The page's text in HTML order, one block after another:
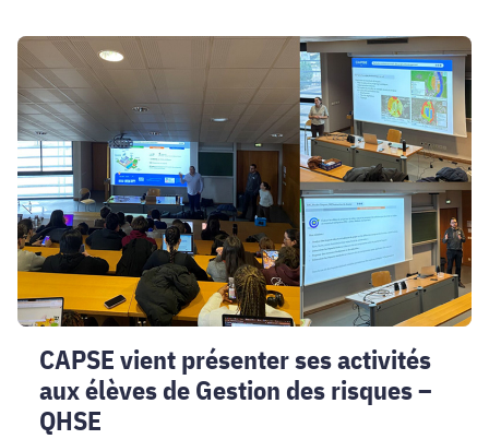
CAPSE
vient
présenter
ses
activités
aux
élèves
de
Gestion
des
risques
–
QHSE
CAPSE vient présenter ses activités
aux élèves de Gestion des risques –
QHSE